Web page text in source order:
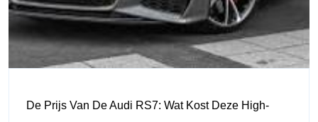
De Prijs Van De Audi RS7: Wat Kost Deze High-